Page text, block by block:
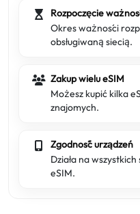
Rozpoczęcie
Okres ważności
obsługiwaną siecią.
Zakup wielu eSIM
Możesz kupić kilka
znajomych.
Zgodność urządzeń
Działa na
eSIM.